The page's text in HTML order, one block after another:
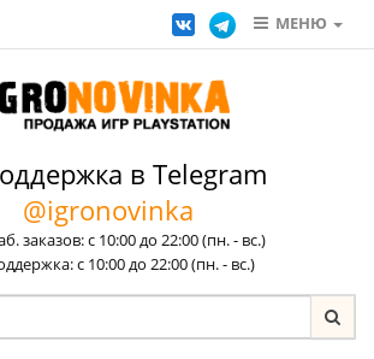
МЕНЮ
в Telegram
@igronovinka
заказов: с 10:00 до 22:00 (пн. - вс.)
с 10:00 до 22:00 (пн. - вс.)